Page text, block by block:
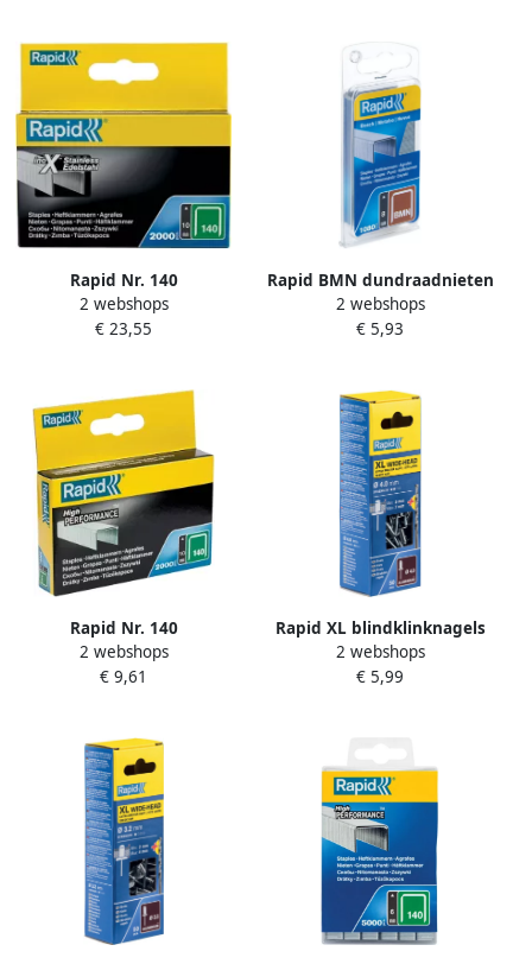
Rapid Nr. 140
vlakdraadnieten RVS 10 mm
2.000 stuks 11910733
2 webshops
€ 23,55
Rapid BMN dundraadnieten
8 mm 1.80 stuks 40109556
2 webshops
€ 5,93
Rapid Nr. 140
vlakdraadnieten 10 mm
2.000 stuks 11910731
2 webshops
€ 9,61
Rapid XL blindklinknagels
Ø4 0 x 10 mm 50 stuks +
boor 5000660
2 webshops
€ 5,99